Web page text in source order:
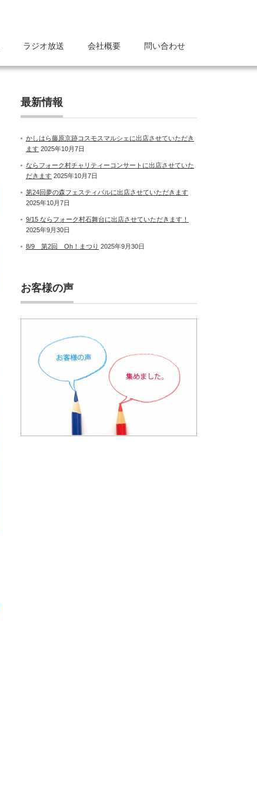
ラジオ放送 会社概要 問い合わせ
最新情報
かしはら藤原京跡コスモスマルシェに出店させていただき
ます 2025年10月7日
ならフォーク村チャリティーコンサートに出店させていた
だきます 2025年10月7日
第24回夢の森フェスティバルに出店させていただきます
2025年10月7日
9/15 ならフォーク村石舞台に出店させていただきます！
2025年9月30日
8/9 第2回 Oh！まつり 2025年9月30日
お客様の声